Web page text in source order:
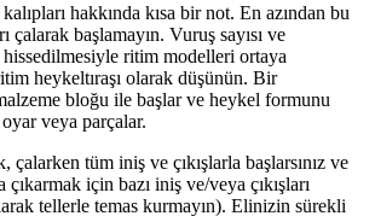
hakkında kısa bir not. En azından bu
çalarak başlamayın. Vuruş sayısı ve
hissedilmesiyle ritim modelleri ortaya
heykeltıraşı olarak düşünün. Bir
bloğu ile başlar ve heykel formunu
veya parçalar.
çalarken tüm iniş ve çıkışlarla başlarsınız ve
için bazı iniş ve/veya çıkışları
tellerle temas kurmayın). Elinizin sürekli